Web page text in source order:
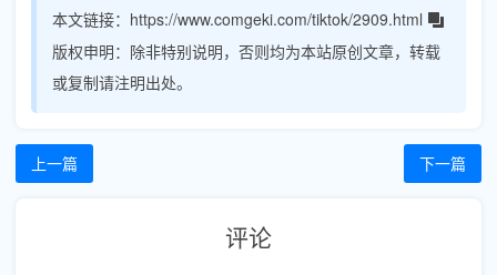
本文链接： https://www.comgeki.com/tiktok/2909.html
版权申明： 除非特别说明，否则均为本站原创文章，转载
或复制请注明出处。
上一篇 下一篇
评论